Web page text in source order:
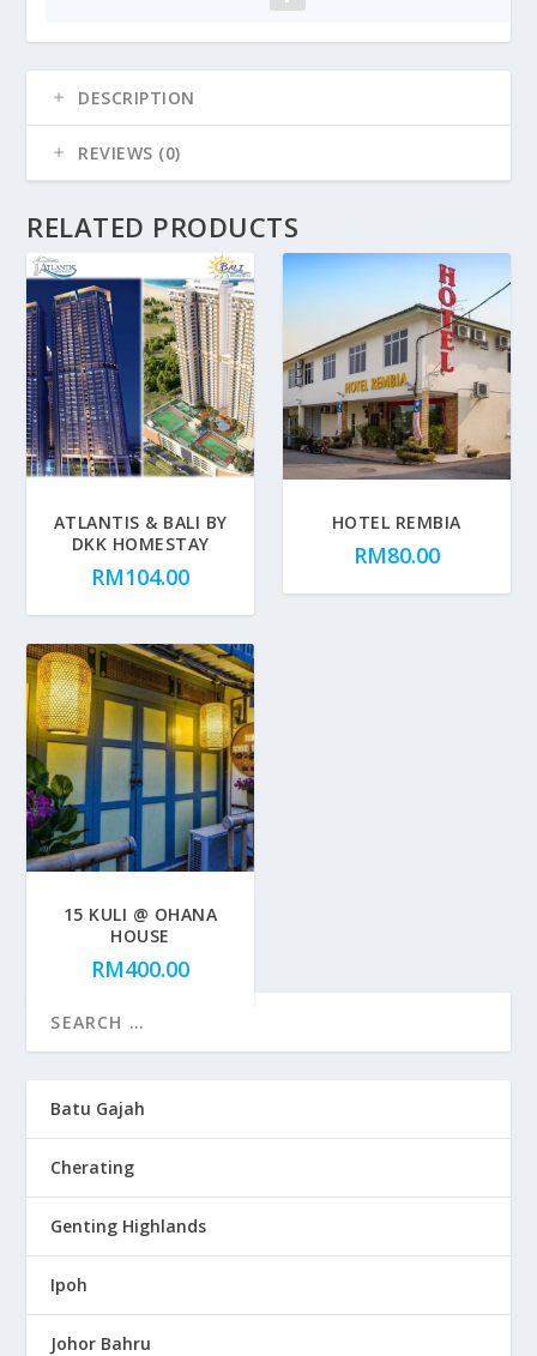
DESCRIPTION
REVIEWS (0)
RELATED PRODUCTS
ATLANTIS & BALI BY
DKK HOMESTAY
RM104.00
HOTEL REMBIA
RM80.00
15 KULI @ OHANA
HOUSE
RM400.00
Batu Gajah
Cherating
Genting Highlands
Ipoh
Johor Bahru